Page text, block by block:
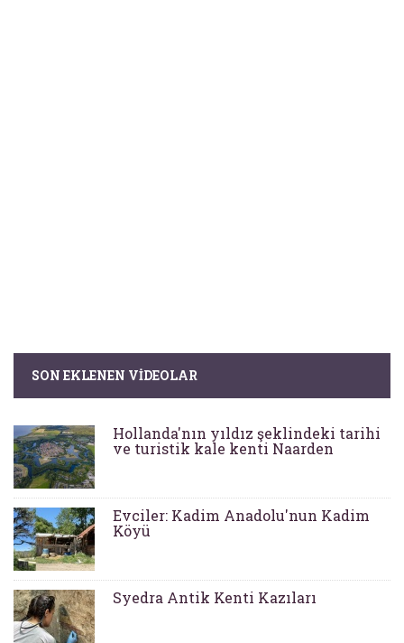
SON EKLENEN VIDEOLAR
Hollanda'nın yıldız şeklindeki tarihi
ve turistik kale kenti Naarden
Evciler: Kadim Anadolu'nun Kadim
Köyü
Syedra Antik Kenti Kazıları